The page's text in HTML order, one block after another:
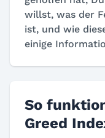
willst, was der
ist, und wie
einige
So
Greed